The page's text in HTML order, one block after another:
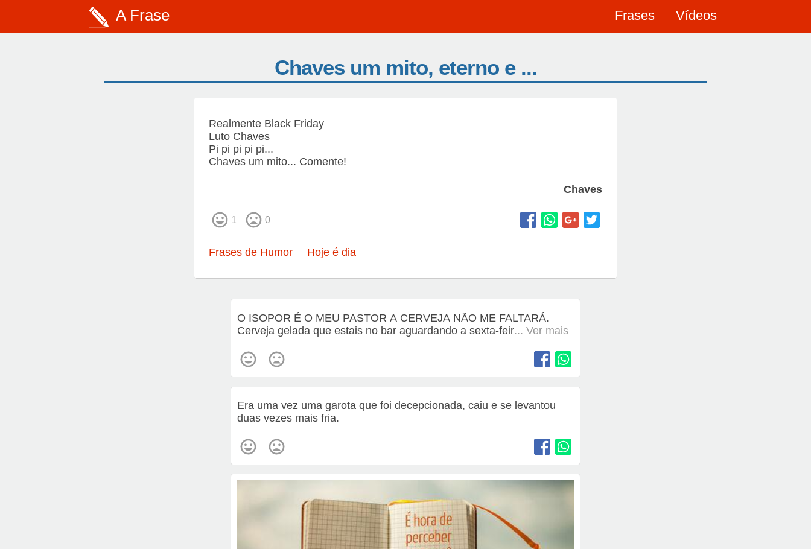
A Frase Frases Vídeos
Chaves um mito, eterno e ...
Realmente Black Friday
Luto Chaves
Pi pi pi pi pi...
Chaves um mito... Comente!
Chaves
1 0
Frases de Humor Hoje é dia
O ISOPOR É O MEU PASTOR A CERVEJA NÃO ME FALTARÁ.
Cerveja gelada que estais no bar aguardando a sexta-feir... Ver mais
Era uma vez uma garota que foi decepcionada, caiu e se levantou
duas vezes mais fria.